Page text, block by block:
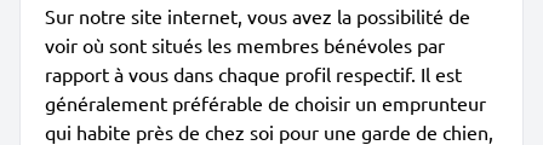
Sur notre site internet, vous avez la possibilité de
voir où sont situés les membres bénévoles par
rapport à vous dans chaque profil respectif. Il est
généralement préférable de choisir un emprunteur
qui habite près de chez soi pour une garde de chien,